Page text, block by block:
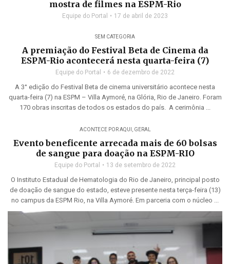
mostra de filmes na ESPM-Rio
Equipe do Portal 17 de abril de 2023
SEM CATEGORIA
A premiação do Festival Beta de Cinema da
ESPM-Rio acontecerá nesta quarta-feira (7)
Equipe do Portal 6 de dezembro de 2022
A 3° edição do Festival Beta de cinema universitário acontece nesta
quarta-feira (7) na ESPM – Villa Aymoré, na Glória, Rio de Janeiro. Foram
170 obras inscritas de todos os estados do país. A cerimônia ...
ACONTECE POR AQUI , GERAL
Evento beneficente arrecada mais de 60 bolsas
de sangue para doação na ESPM-RIO
Equipe do Portal 13 de setembro de 2022
O Instituto Estadual de Hematologia do Rio de Janeiro, principal posto
de doação de sangue do estado, esteve presente nesta terça-feira (13)
no campus da ESPM Rio, na Villa Aymoré. Em parceria com o núcleo ...